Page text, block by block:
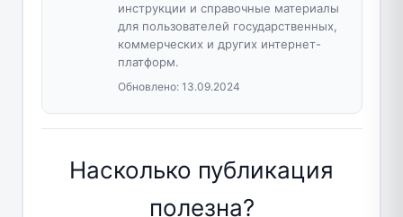
инструкции и справочные материалы
для пользователей государственных,
коммерческих и других интернет-
платформ.
Обновлено: 13.09.2024
Насколько публикация
полезна?